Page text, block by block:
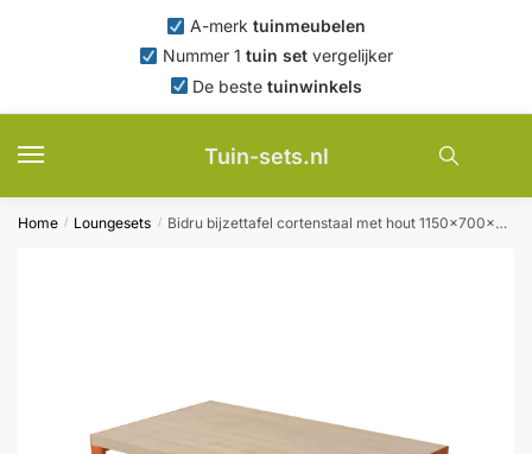
A-merk tuinmeubelen
Nummer 1 tuin set vergelijker
De bestetuinwinkels
Tuin-sets.nl
Home / Loungesets / Bidru bijzettafel cortenstaal met hout 1150x700x450 mm Geroba – Geroba